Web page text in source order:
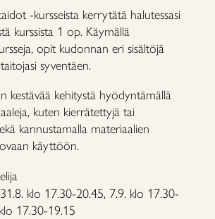
-kursseista kerrytätä halutessasi
kurssista 1 op. Käymällä
opit kudonnan eri sisältöjä
syventäen.
kestävää kehitystä hyödyntämällä
kuten kierrätettyjä tai
kannustamalla materiaalien
käyttöön.
klo 17.30-20.45, 7.9. klo 17.30-
17.30-19.15